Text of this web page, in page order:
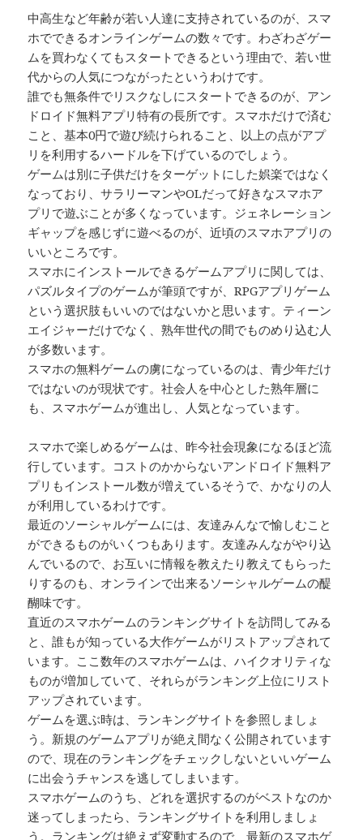
中高生など年齢が若い人達に支持されているのが、スマ
ホでできるオンラインゲームの数々です。わざわざゲー
ムを買わなくてもスタートできるという理由で、若い世
代からの人気につながったというわけです。
誰でも無条件でリスクなしにスタートできるのが、アン
ドロイド無料アプリ特有の長所です。スマホだけで済む
こと、基本0円で遊び続けられること、以上の点がアプ
リを利用するハードルを下げているのでしょう。
ゲームは別に子供だけをターゲットにした娯楽ではなく
なっており、サラリーマンやOLだって好きなスマホア
プリで遊ぶことが多くなっています。ジェネレーション
ギャップを感じずに遊べるのが、近頃のスマホアプリの
いいところです。
スマホにインストールできるゲームアプリに関しては、
パズルタイプのゲームが筆頭ですが、RPGアプリゲーム
という選択肢もいいのではないかと思います。ティーン
エイジャーだけでなく、熟年世代の間でものめり込む人
が多数います。
スマホの無料ゲームの虜になっているのは、青少年だけ
ではないのが現状です。社会人を中心とした熟年層に
も、スマホゲームが進出し、人気となっています。
スマホで楽しめるゲームは、昨今社会現象になるほど流
行しています。コストのかからないアンドロイド無料ア
プリもインストール数が増えているそうで、かなりの人
が利用しているわけです。
最近のソーシャルゲームには、友達みんなで愉しむこと
ができるものがいくつもあります。友達みんながやり込
んでいるので、お互いに情報を教えたり教えてもらった
りするのも、オンラインで出来るソーシャルゲームの醍
醐味です。
直近のスマホゲームのランキングサイトを訪問してみる
と、誰もが知っている大作ゲームがリストアップされて
います。ここ数年のスマホゲームは、ハイクオリティな
ものが増加していて、それらがランキング上位にリスト
アップされています。
ゲームを選ぶ時は、ランキングサイトを参照しましょ
う。新規のゲームアプリが絶え間なく公開されています
ので、現在のランキングをチェックしないといいゲーム
に出会うチャンスを逃してしまいます。
スマホゲームのうち、どれを選択するのがベストなのか
迷ってしまったら、ランキングサイトを利用しましょ
う。ランキングは絶えず変動するので、最新のスマホゲ